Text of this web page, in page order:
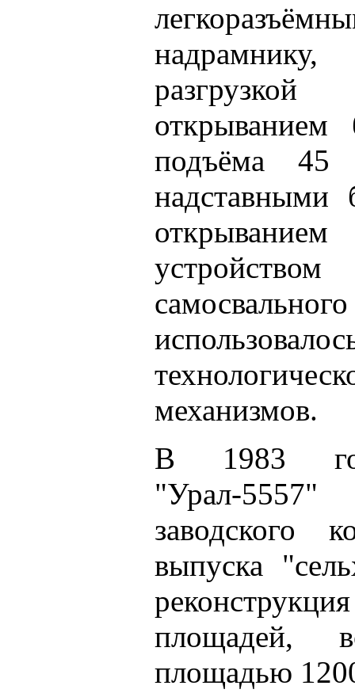
подъёма 45
надставными
механизмов.
В 1983
"Урал-
заводского
выпуска
площадей,
площадью